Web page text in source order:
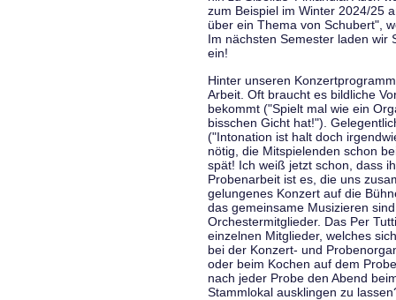
zum Beispiel im Winter 2024/25
über ein Thema von Schubert",
Im nächsten Semester laden wir
ein!
Hinter unseren
Arbeit. Oft braucht es bildliche
bekommt ("Spielt mal wie ein
bisschen Gicht hat!").
("Intonation ist halt doch
nötig, die Mitspielenden schon
spät! Ich weiß jetzt schon, dass
Probenarbeit ist es, die uns
gelungenes Konzert auf die
das gemeinsame Musizieren
Orchestermitglieder. Das Per
einzelnen Mitglieder, welches
bei der Konzert- und
oder beim Kochen auf dem
nach jeder Probe den Abend
Stammlokal ausklingen zu